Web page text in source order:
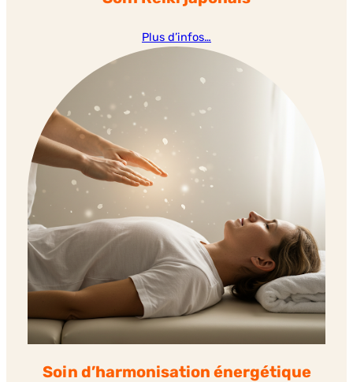
Plus d’infos…
Soin d’harmonisation énergétique